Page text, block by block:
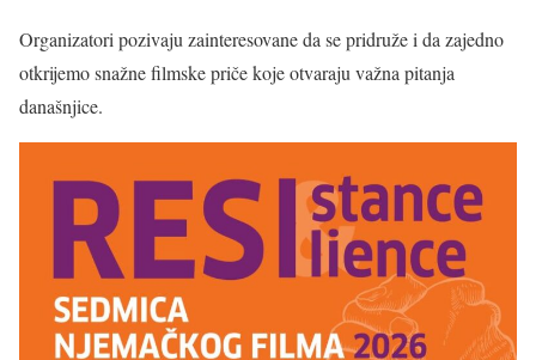
Organizatori pozivaju zainteresovane da se pridruže i da zajedno
otkrijemo snažne filmske priče koje otvaraju važna pitanja
današnjice.